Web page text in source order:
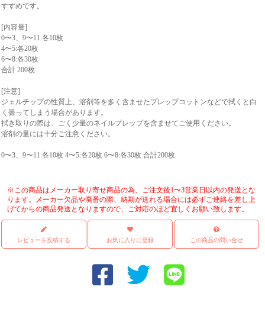
すすめです。
[内容量]
0〜3、9〜11:各10枚
4〜5:各20枚
6〜8:各30枚
合計 200枚
[注意]
ジェルチップの性質上、溶剤等を多く含ませたプレップコットンなどで拭くと白
く曇ってしまう場合があります。
拭き取りの際は、ごく少量のネイルプレップを含ませてご使用ください。
溶剤の量には十分ご注意ください。
0〜3、9〜11:各10枚 4〜5:各20枚 6〜8:各30枚 合計200枚
※この商品はメーカー取り寄せ商品の為、ご注文後1〜3営業日以内の発送とな
ります。メーカー欠品や廃番の際、納期が送れる場合には必ずご連絡を差し上
げてからの商品発送となりますので、ご対応のほど宜しくお願い致します。
レビューを投稿する お気に入りに登録 この商品の問い合せ